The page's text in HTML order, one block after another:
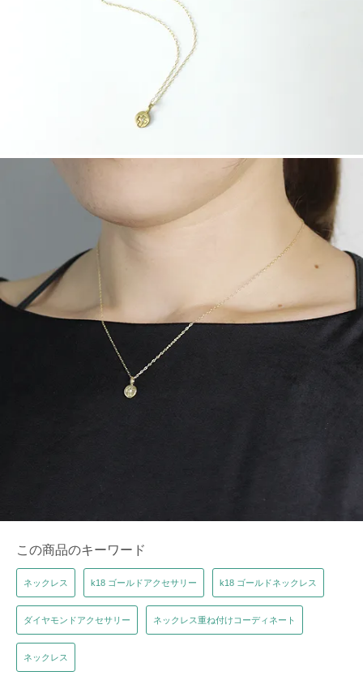
この商品のキーワード
ネックレス k18 ゴールドアクセサリー k18 ゴールドネックレス
ダイヤモンドアクセサリー ネックレス重ね付けコーディネート
ネックレス